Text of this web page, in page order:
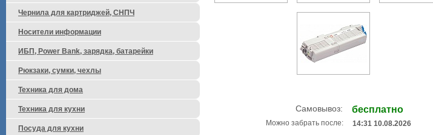
Самовывоз: бесплатно
Можно забрать после: 14:31 10.08.2026
Чернила для картриджей, СНПЧ
Носители информации
ИБП, Power Bank, зарядка, батарейки
Рюкзаки, сумки, чехлы
Техника для дома
Техника для кухни
Посуда для кухни